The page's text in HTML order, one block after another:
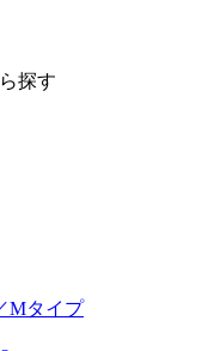
探す
Mタイプ